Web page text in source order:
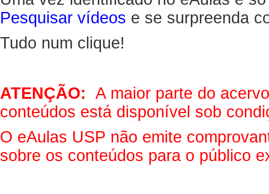
Pesquisar vídeos e se surpreenda
Tudo num clique!
ATENÇÃO: A maior parte do
conteúdos está disponível sob
O eAulas USP não emite
sobre os conteúdos para o público